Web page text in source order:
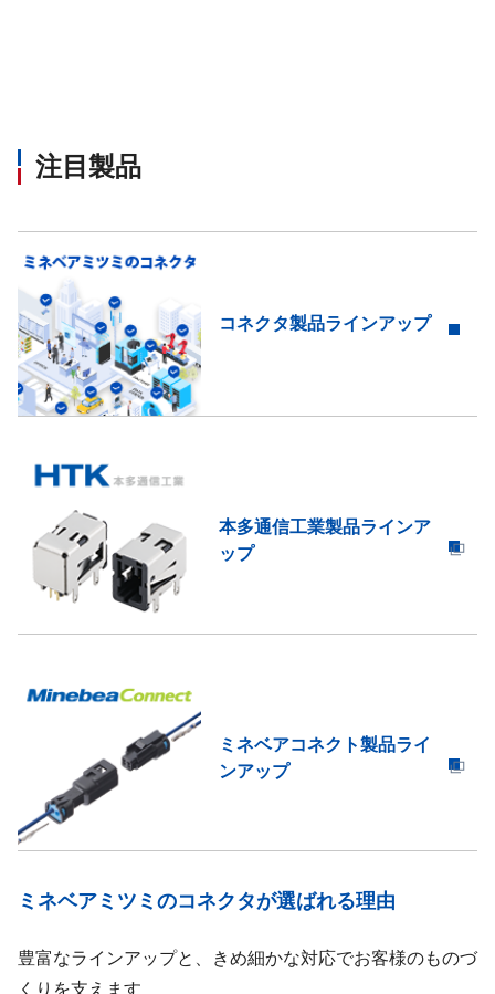
注目製品
コネクタ製品ラインアップ
本多通信工業製品ラインア
ップ
ミネベアコネクト製品ライ
ンアップ
ミネベアミツミのコネクタが選ばれる理由
豊富なラインアップと、きめ細かな対応でお客様のものづ
くりを支えます